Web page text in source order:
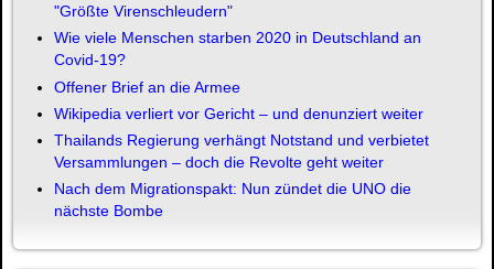
"Größte Virenschleudern"
Wie viele Menschen starben 2020 in Deutschland an
Covid-19?
Offener Brief an die Armee
Wikipedia verliert vor Gericht – und denunziert weiter
Thailands Regierung verhängt Notstand und verbietet
Versammlungen – doch die Revolte geht weiter
Nach dem Migrationspakt: Nun zündet die UNO die
nächste Bombe